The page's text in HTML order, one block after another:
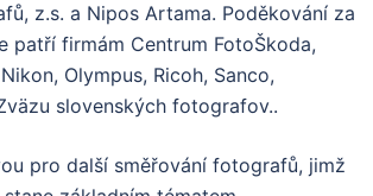
z.s. a Nipos Artama. Poděkování za
patří firmám Centrum FotoŠkoda,
Olympus, Ricoh, Sanco,
slovenských fotografov..
pro další směřování fotografů, jimž